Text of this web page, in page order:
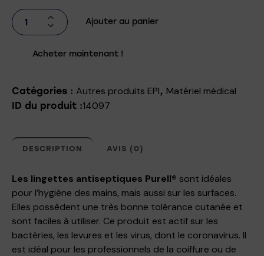
Ajouter au panier
Acheter maintenant !
Catégories : Autres produits EPI, Matériel médical
ID du produit :14097
DESCRIPTION AVIS (0)
Les lingettes antiseptiques Purell® sont idéales
pour l’hygiène des mains, mais aussi sur les surfaces.
Elles possèdent une très bonne tolérance cutanée et
sont faciles à utiliser. Ce produit est actif sur les
bactéries, les levures et les virus, dont le coronavirus. Il
est idéal pour les professionnels de la coiffure ou de